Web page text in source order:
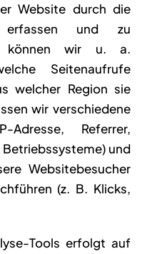
Website durch die
erfassen und zu
können wir u. a.
Seitenaufrufe
welcher Region sie
wir verschiedene
Referrer,
und
Websitebesucher
(z. B. Klicks,
Tools erfolgt auf